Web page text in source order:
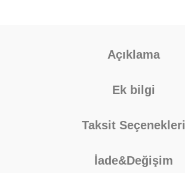
Açıklama
Ek bilgi
Taksit Seçenekleri
İade&Değişim